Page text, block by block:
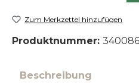
Zum Merkzettel hinzufügen
Produktnummer:
Beschreibung